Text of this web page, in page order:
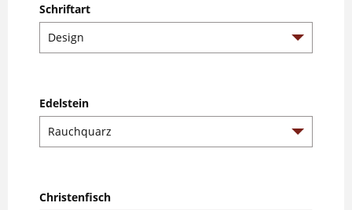
Schriftart
Edelstein
Christenfisch